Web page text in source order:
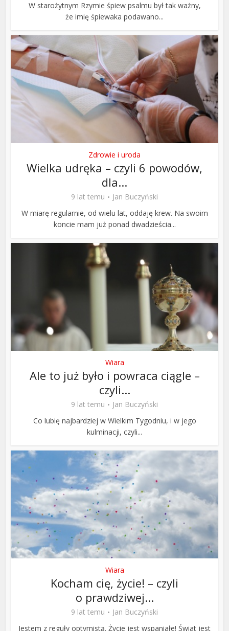
W starożytnym Rzymie śpiew psalmu był tak ważny,
że imię śpiewaka podawano...
Zdrowie i uroda
Wielka udręka – czyli 6 powodów,
dla...
9 lat temu
Jan Buczyński
W miarę regularnie, od wielu lat, oddaję krew. Na swoim
koncie mam już ponad dwadzieścia...
Wiara
Ale to już było i powraca ciągle –
czyli...
9 lat temu
Jan Buczyński
Co lubię najbardziej w Wielkim Tygodniu, i w jego
kulminacji, czyli...
Wiara
Kocham cię, życie! – czyli
o prawdziwej...
9 lat temu
Jan Buczyński
Jestem z reguły optymistą. Życie jest wspaniałe! Świat jest